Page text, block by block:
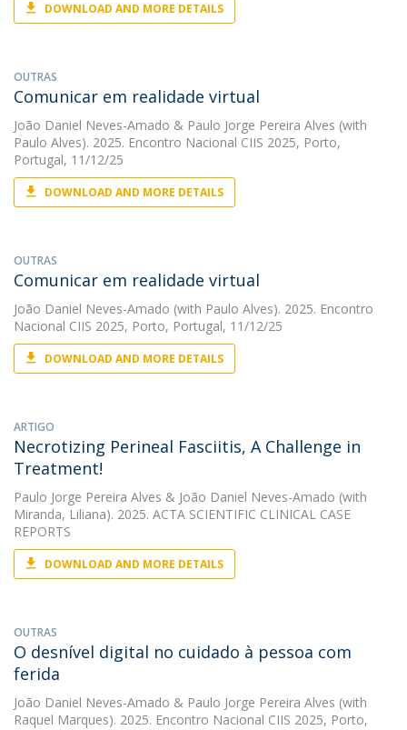
DOWNLOAD AND MORE DETAILS
OUTRAS
Comunicar em realidade virtual
João Daniel Neves-Amado & Paulo Jorge Pereira Alves (with
Paulo Alves). 2025. Encontro Nacional CIIS 2025, Porto,
Portugal, 11/12/25
DOWNLOAD AND MORE DETAILS
OUTRAS
Comunicar em realidade virtual
João Daniel Neves-Amado (with Paulo Alves). 2025. Encontro
Nacional CIIS 2025, Porto, Portugal, 11/12/25
DOWNLOAD AND MORE DETAILS
ARTIGO
Necrotizing Perineal Fasciitis, A Challenge in
Treatment!
Paulo Jorge Pereira Alves & João Daniel Neves-Amado (with
Miranda, Liliana). 2025. ACTA SCIENTIFIC CLINICAL CASE
REPORTS
DOWNLOAD AND MORE DETAILS
OUTRAS
O desnível digital no cuidado à pessoa com
ferida
João Daniel Neves-Amado & Paulo Jorge Pereira Alves (with
Raquel Marques). 2025. Encontro Nacional CIIS 2025, Porto,